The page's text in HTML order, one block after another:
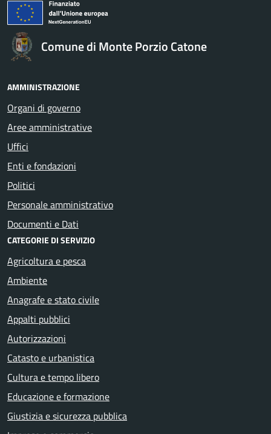
Comune di Monte Porzio Catone
AMMINISTRAZIONE
Organi di governo
Aree amministrative
Uffici
Enti e fondazioni
Politici
Personale amministrativo
Documenti e Dati
CATEGORIE DI SERVIZIO
Agricoltura e pesca
Ambiente
Anagrafe e stato civile
Appalti pubblici
Autorizzazioni
Catasto e urbanistica
Cultura e tempo libero
Educazione e formazione
Giustizia e sicurezza pubblica